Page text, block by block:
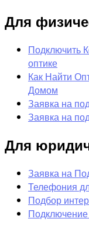
Для
Подключить
оптике
Как Найти
Домом
Заявка на
Заявка на
Для
Заявка на
Телефония
Подбор